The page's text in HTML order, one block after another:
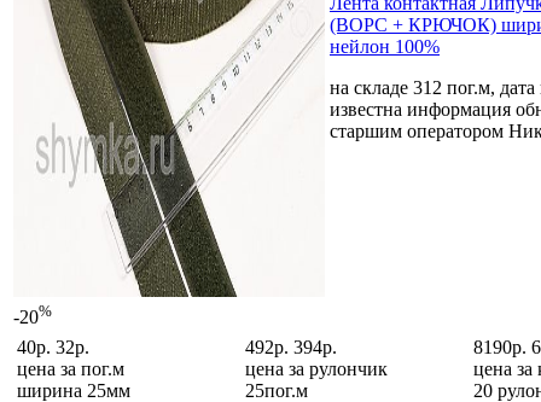
-20%
(ВОРС + КРЮЧОК)
нейлон 100%
на складе 312 пог.м,
известна информация
старшим оператором
40р. 32р.
цена за пог.м
ширина 25мм
492р. 394р.
цена за рулончик
25пог.м
8190р.
цена за
20